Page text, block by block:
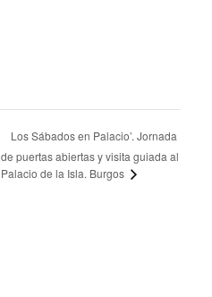
Los Sábados en Palacio’. Jornada
de puertas abiertas y visita guiada al
Palacio de la Isla. Burgos